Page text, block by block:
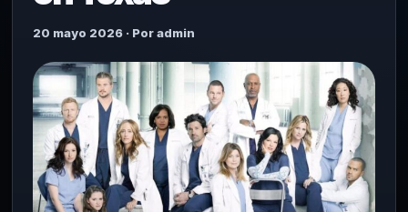
20 mayo 2026 · Por admin